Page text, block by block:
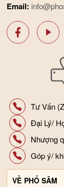
Email:
Tư Vấn
Đại Lý/
Nhượng
Góp ý/
VỀ PHỐ SÂM